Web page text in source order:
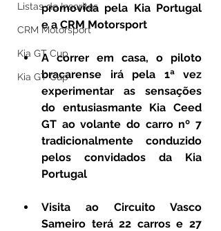
Listas de Inscritos
CRM Motorsport
Kia GT Cup
Kia GT Cup
promovida pela Kia Portugal
e a CRM Motorsport
A correr em casa, o piloto
bracarense irá pela 1ª vez
experimentar as sensações
do entusiasmante Kia Ceed
GT ao volante do carro nº 7
tradicionalmente conduzido
pelos convidados da Kia
Portugal
Visita ao Circuito Vasco
Sameiro terá 22 carros e 27